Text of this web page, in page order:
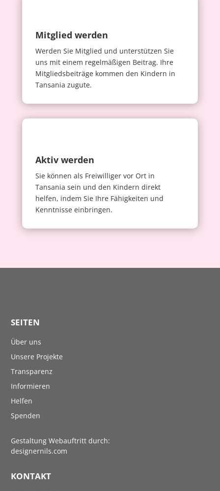
Mitglied werden
Werden Sie Mitglied und unterstützen Sie
uns mit einem regelmäßigen Beitrag. Ihre
Mitgliedsbeiträge kommen den Kindern in
Tansania zugute.
Aktiv werden
Sie können als Freiwilliger vor Ort in
Tansania sein und den Kindern direkt
helfen, indem Sie Ihre Fähigkeiten und
Kenntnisse einbringen.
SEITEN
Über uns
Unsere Projekte
Transparenz
Informieren
Helfen
Spenden
Gestaltung Webauftritt durch:
designernils.com
KONTAKT